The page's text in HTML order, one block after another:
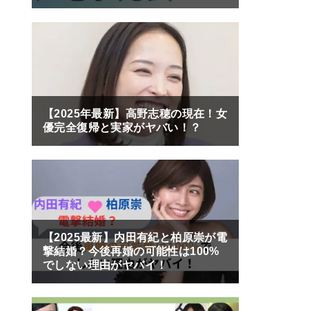
【2025年最新】高野志穂の現在！女
優完全復帰と実家がヤバい！？
【2025最新】内田有紀と柏原崇が電
撃結婚？今後再婚の可能性は100%
でしない理由がヤバイ！